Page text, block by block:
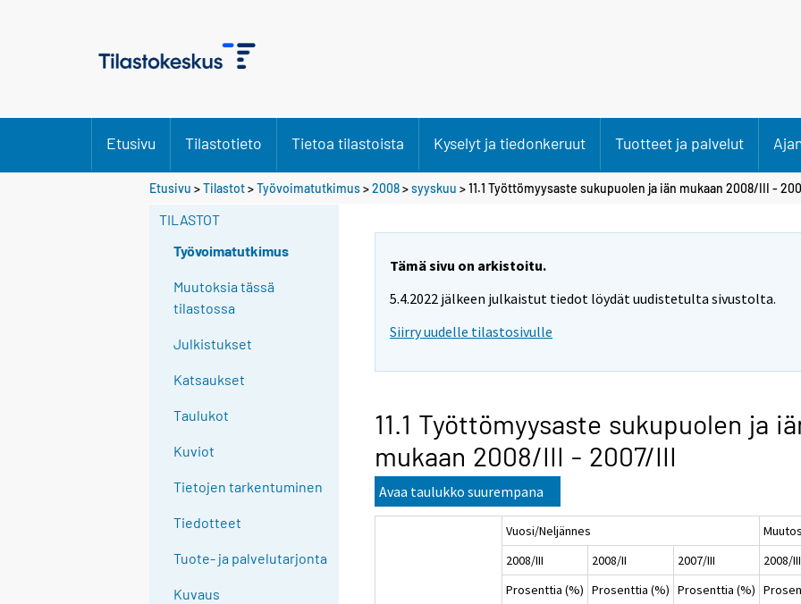
Etusivu Tilastotieto Tietoa tilastoista Kyselyt ja tiedonkeruut Tuotteet ja palvelut
Etusivu >Tilastot>Työvoimatutkimus>2008>syyskuu > 11.1 Työttömyysaste sukupuolen ja iän mukaan 2008/III -
TILASTOT
Työvoimatutkimus
Muutoksia tässä
tilastossa
Julkistukset
Katsaukset
Taulukot
Kuviot
Tietojen tarkentuminen
Tiedotteet
Tuote- ja palvelutarjonta
Kuvaus
Tämä sivu on arkistoitu.
5.4.2022 jälkeen julkaistut tiedot löydät uudistetulta sivustolta.
Siirry uudelle tilastosivulle
11.1 Työttömyysaste sukupuolen ja
mukaan 2008/III - 2007/III
Avaa taulukko suurempana
Vuosi/Neljännes
Muutos
2008/III
2008/II 2007/III
2008/
Prosenttia (%) Prosenttia (%) Prosenttia (%)